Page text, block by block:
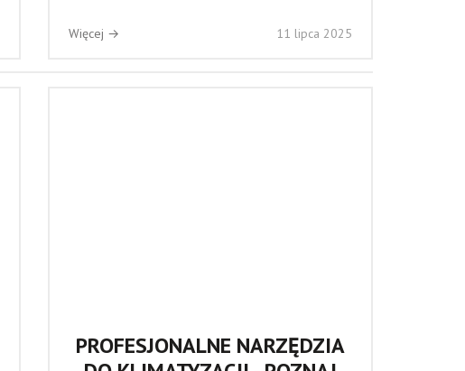
Więcej → 11 lipca 2025
PROFESJONALNE NARZĘDZIA